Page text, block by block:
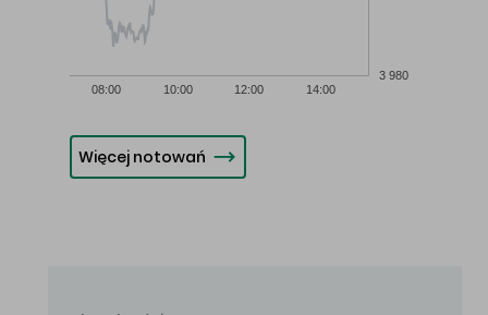
08:00 10:00 12:00 14:00
3 980
Więcej notowań